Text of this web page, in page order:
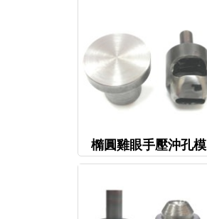
橢圓雞眼手壓沖孔模